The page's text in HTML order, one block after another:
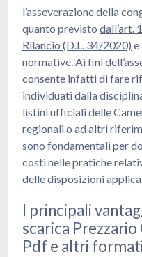
l’asseverazione della
quanto previsto dall’art.
Rilancio (D.L. 34/2020) e
normative. Ai fini
consente infatti di fare
individuati dalla
listini ufficiali delle
regionali o ad altri
sono fondamentali per
costi nelle pratiche
delle disposizioni
I principali
scarica
Pdf e altri